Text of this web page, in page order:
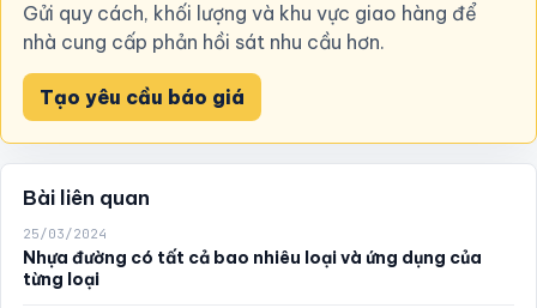
Gửi quy cách, khối lượng và khu vực giao hàng để
nhà cung cấp phản hồi sát nhu cầu hơn.
Tạo yêu cầu báo giá
Bài liên quan
25/03/2024
Nhựa đường có tất cả bao nhiêu loại và ứng dụng của
từng loại